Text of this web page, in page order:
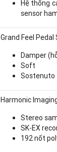
Hệ thống
sensor
Grand Feel Pedal
Damper
Soft
Sostenuto
Harmonic
Stereo
SK-EX
192 nốt